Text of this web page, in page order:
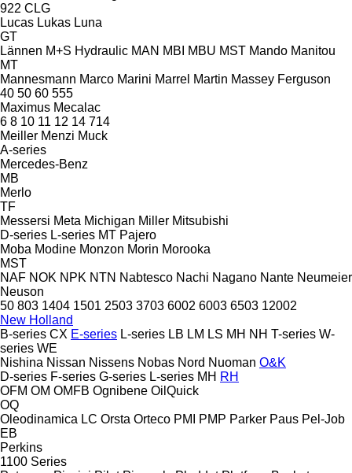
922 CLG
Lucas Lukas Luna
GT
Lännen M+S Hydraulic MAN MBI MBU MST Mando Manitou
MT
Mannesmann Marco Marini Marrel Martin Massey Ferguson
40 50 60 555
Maximus Mecalac
6 8 10 11 12 14 714
Meiller Menzi Muck
A-series
Mercedes-Benz
MB
Merlo
TF
Messersi Meta Michigan Miller Mitsubishi
D-series L-series MT Pajero
Moba Modine Monzon Morin Morooka
MST
NAF NOK NPK NTN Nabtesco Nachi Nagano Nante Neumeier
Neuson
50 803 1404 1501 2503 3703 6002 6003 6503 12002
New Holland
B-series CX E-series L-series LB LM LS MH NH T-series W-
series WE
Nishina Nissan Nissens Nobas Nord Nuoman O&K
D-series F-series G-series L-series MH RH
OFM OM OMFB Ognibene OilQuick
OQ
Oleodinamica LC Orsta Orteco PMI PMP Parker Paus Pel-Job
EB
Perkins
1100 Series